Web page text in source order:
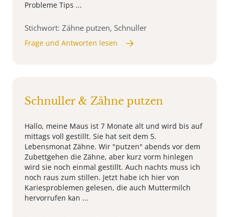
Probleme Tips ...
Stichwort: Zähne putzen, Schnuller
Frage und Antworten lesen
Schnuller & Zähne putzen
Hallo, meine Maus ist 7 Monate alt und wird bis auf
mittags voll gestillt. Sie hat seit dem 5.
Lebensmonat Zähne. Wir "putzen" abends vor dem
Zubettgehen die Zähne, aber kurz vorm hinlegen
wird sie noch einmal gestillt. Auch nachts muss ich
noch raus zum stillen. Jetzt habe ich hier von
Kariesproblemen gelesen, die auch Muttermilch
hervorrufen kan ...